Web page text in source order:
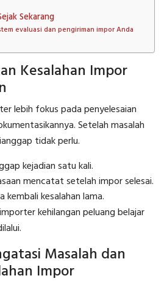
Sekarang
evaluasi dan pengiriman impor Anda
Kesalahan Impor
lebih fokus pada penyelesaian
Setelah masalah
tidak perlu.
kejadian satu kali.
mencatat setelah impor selesai.
kembali kesalahan lama.
kehilangan peluang belajar
Masalah dan
Impor